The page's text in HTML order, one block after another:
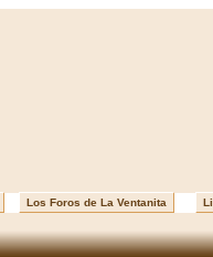
Los Foros de La Ventanita